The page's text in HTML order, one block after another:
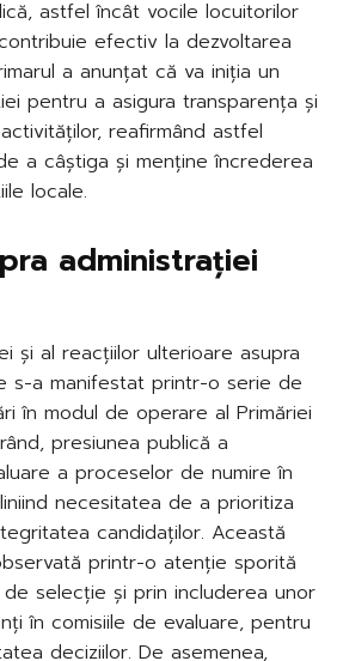
astfel încât vocile locuitorilor
efectiv la dezvoltarea
a anunțat că va iniția un
pentru a asigura transparența și
reafirmând astfel
a câștiga și menține încrederea
locale.
administrației
și al reacțiilor ulterioare asupra
s-a manifestat printr-o serie de
în modul de operare al Primăriei
presiunea publică a
a proceselor de numire în
necesitatea de a prioritiza
candidaților. Această
printr-o atenție sporită
selecție și prin includerea unor
în comisiile de evaluare, pentru
deciziilor. De asemenea,